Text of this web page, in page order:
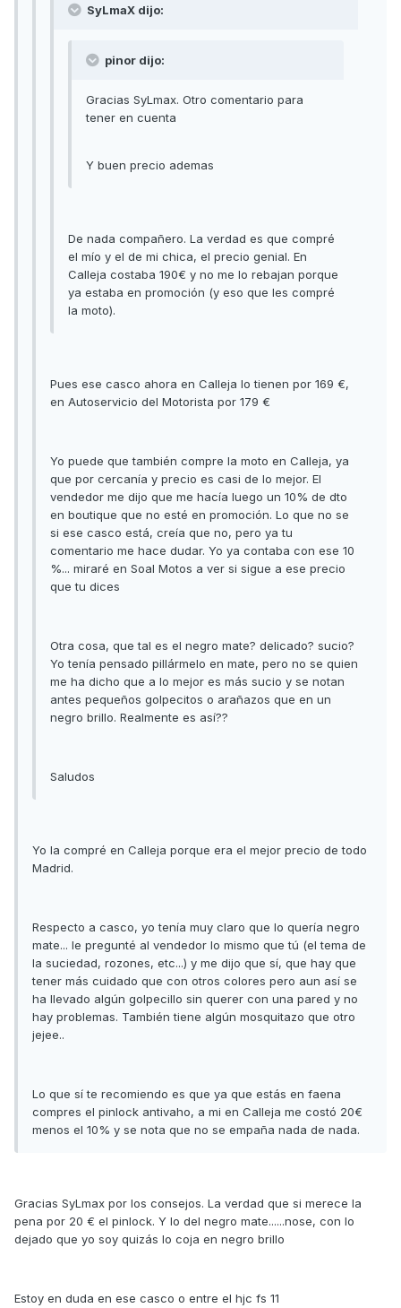
SyLmaX dijo:
pinor dijo:
Gracias SyLmax. Otro comentario para
tener en cuenta
Y buen precio ademas
De nada compañero. La verdad es que compré
el mío y el de mi chica, el precio genial. En
Calleja costaba 190€ y no me lo rebajan porque
ya estaba en promoción (y eso que les compré
la moto).
Pues ese casco ahora en Calleja lo tienen por 169 €,
en Autoservicio del Motorista por 179 €
Yo puede que también compre la moto en Calleja, ya
que por cercanía y precio es casi de lo mejor. El
vendedor me dijo que me hacía luego un 10% de dto
en boutique que no esté en promoción. Lo que no se
si ese casco está, creía que no, pero ya tu
comentario me hace dudar. Yo ya contaba con ese 10
%... miraré en Soal Motos a ver si sigue a ese precio
que tu dices
Otra cosa, que tal es el negro mate? delicado? sucio?
Yo tenía pensado pillármelo en mate, pero no se quien
me ha dicho que a lo mejor es más sucio y se notan
antes pequeños golpecitos o arañazos que en un
negro brillo. Realmente es así??
Saludos
Yo la compré en Calleja porque era el mejor precio de todo
Madrid.
Respecto a casco, yo tenía muy claro que lo quería negro
mate... le pregunté al vendedor lo mismo que tú (el tema de
la suciedad, rozones, etc...) y me dijo que sí, que hay que
tener más cuidado que con otros colores pero aun así se
ha llevado algún golpecillo sin querer con una pared y no
hay problemas. También tiene algún mosquitazo que otro
jejee..
Lo que sí te recomiendo es que ya que estás en faena
compres el pinlock antivaho, a mi en Calleja me costó 20€
menos el 10% y se nota que no se empaña nada de nada.
Gracias SyLmax por los consejos. La verdad que si merece la
pena por 20 € el pinlock. Y lo del negro mate......nose, con lo
dejado que yo soy quizás lo coja en negro brillo
Estoy en duda en ese casco o entre el hjc fs 11